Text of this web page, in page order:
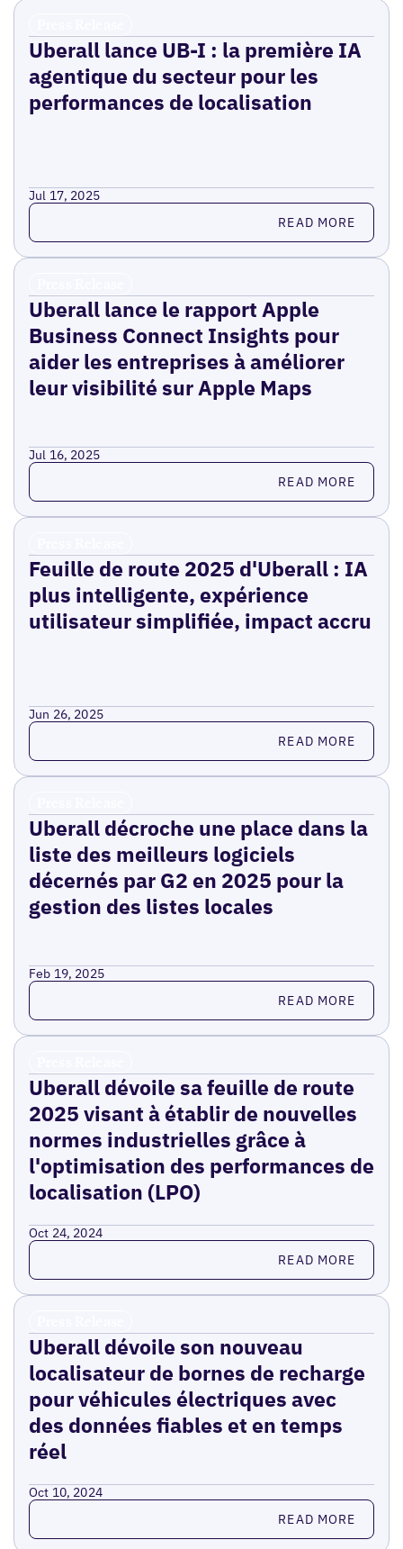
Uberall lance UB-I : la première IA
agentique du secteur pour les
performances de localisation
Jul 17, 2025
Read more READ MORE
Uberall lance le rapport Apple
Business Connect Insights pour
aider les entreprises à améliorer
leur visibilité sur Apple Maps
Jul 16, 2025
Read more READ MORE
Feuille de route 2025 d'Uberall : IA
plus intelligente, expérience
utilisateur simplifiée, impact accru
Jun 26, 2025
Read more READ MORE
Uberall décroche une place dans la
liste des meilleurs logiciels
décernés par G2 en 2025 pour la
gestion des listes locales
Feb 19, 2025
Read more READ MORE
Uberall dévoile sa feuille de route
2025 visant à établir de nouvelles
normes industrielles grâce à
l'optimisation des performances de
localisation (LPO)
Oct 24, 2024
Read more READ MORE
Uberall dévoile son nouveau
localisateur de bornes de recharge
pour véhicules électriques avec
des données fiables et en temps
réel
Oct 10, 2024
Read more READ MORE